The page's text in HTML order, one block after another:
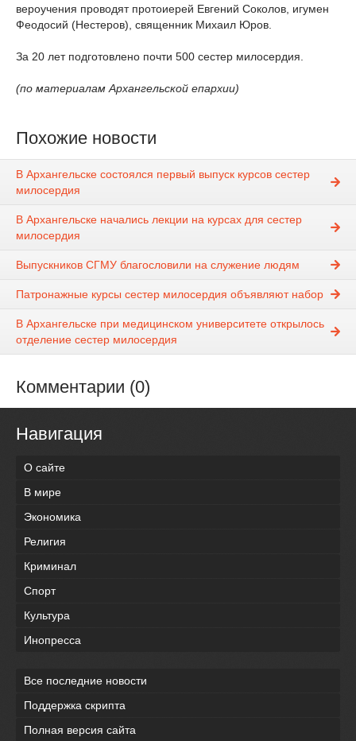
вероучения проводят протоиерей Евгений Соколов, игумен
Феодосий (Нестеров), священник Михаил Юров.
За 20 лет подготовлено почти 500 сестер милосердия.
(по материалам Архангельской епархии)
Похожие новости
В Архангельске состоялся первый выпуск курсов сестер
милосердия
В Архангельске начались лекции на курсах для сестер
милосердия
Выпускников СГМУ благословили на служение людям
Патронажные курсы сестер милосердия объявляют набор
В Архангельске при медицинском университете открылось
отделение сестер милосердия
Комментарии (0)
Навигация
О сайте
В мире
Экономика
Религия
Криминал
Спорт
Культура
Инопресса
Все последние новости
Поддержка скрипта
Полная версия сайта